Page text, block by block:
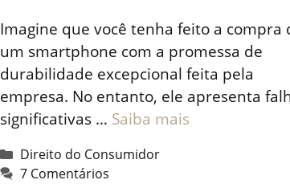
Imagine que você tenha feito a compra
um smartphone com a promessa de
durabilidade excepcional feita pela
empresa. No entanto, ele apresenta
significativas … Saiba mais
Categorias
Direito do Consumidor
7 Comentários